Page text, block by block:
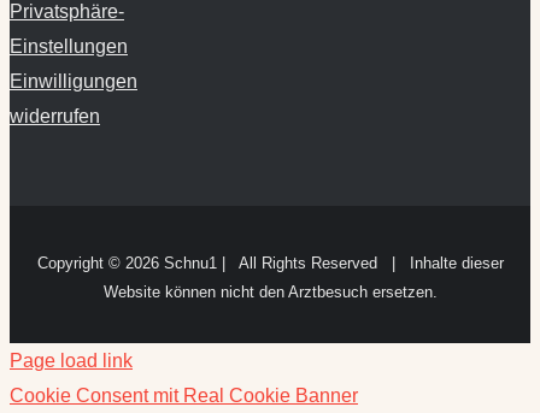
Privatsphäre-
Einstellungen
Einwilligungen
widerrufen
Copyright © 2026 Schnu1 | All Rights Reserved | Inhalte dieser
Website können nicht den Arztbesuch ersetzen.
Page load link
Cookie Consent mit Real Cookie Banner